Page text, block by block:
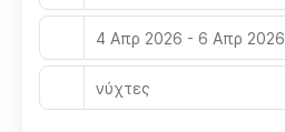
4 Απρ 2026 - 6 Απρ 2026
νύχτες